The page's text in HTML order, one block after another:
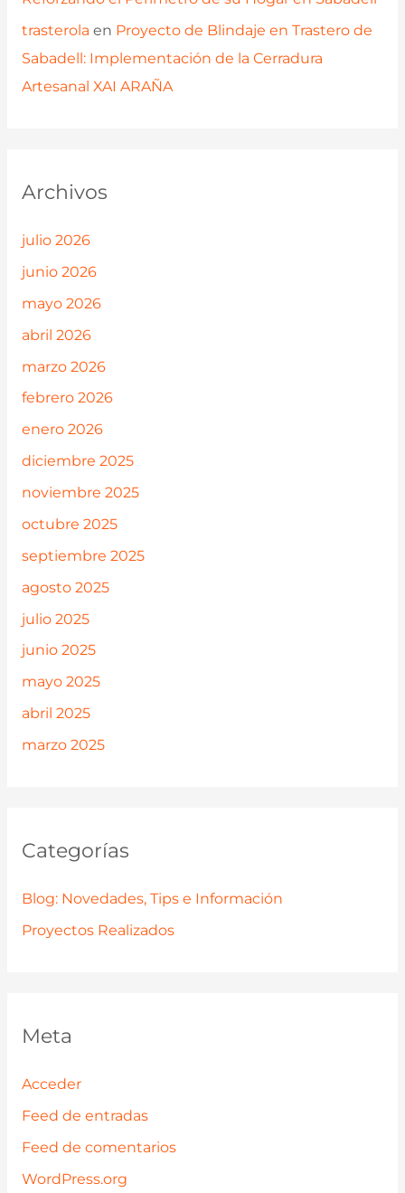
trasterola en Proyecto de Blindaje en Trastero de
Sabadell: Implementación de la Cerradura
Artesanal XAI ARAÑA
Archivos
julio 2026
junio 2026
mayo 2026
abril 2026
marzo 2026
febrero 2026
enero 2026
diciembre 2025
noviembre 2025
octubre 2025
septiembre 2025
agosto 2025
julio 2025
junio 2025
mayo 2025
abril 2025
marzo 2025
Categorías
Blog: Novedades, Tips e Información
Proyectos Realizados
Meta
Acceder
Feed de entradas
Feed de comentarios
WordPress.org